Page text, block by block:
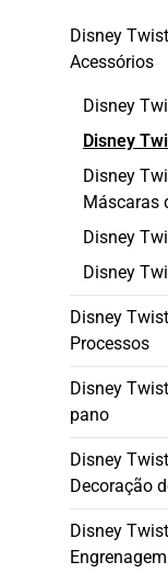
Disney
Acessórios
Disney
Disney
Disney
Máscaras
Disney
Disney
Disney
Processos
Disney
pano
Disney
Decoração
Disney